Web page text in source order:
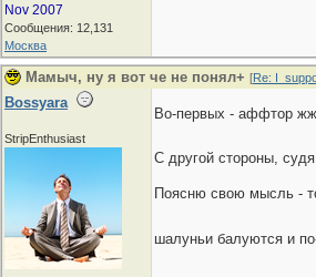
Nov 2007
Сообщения: 12,131
Москва
Мамыч, ну я вот че не понял+ [Re:
Bossyara
StripEnthusiast
Во-первых - аффтор
С другой стороны,
Поясню свою мысль -
шалуньи балуются и